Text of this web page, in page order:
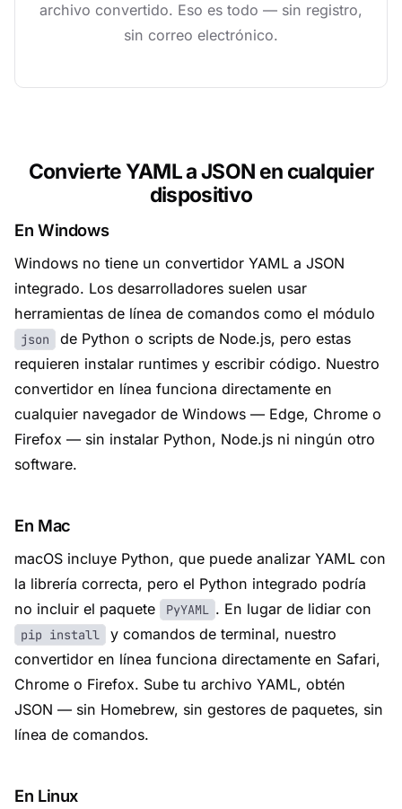
archivo convertido. Eso es todo — sin registro,
sin correo electrónico.
Convierte YAML a JSON en cualquier
dispositivo
En Windows
Windows no tiene un convertidor YAML a JSON
integrado. Los desarrolladores suelen usar
herramientas de línea de comandos como el módulo
json
de Python o scripts de Node.js, pero estas
requieren instalar runtimes y escribir código. Nuestro
convertidor en línea funciona directamente en
cualquier navegador de Windows — Edge, Chrome o
Firefox — sin instalar Python, Node.js ni ningún otro
software.
En Mac
macOS incluye Python, que puede analizar YAML con
la librería correcta, pero el Python integrado podría
no incluir el paquete
PyYAML . En lugar de lidiar con
pip install
y comandos de terminal, nuestro
convertidor en línea funciona directamente en Safari,
Chrome o Firefox. Sube tu archivo YAML, obtén
JSON — sin Homebrew, sin gestores de paquetes, sin
línea de comandos.
En Linux